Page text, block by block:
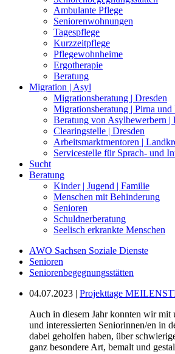
Ambulante Pflege
Seniorenwohnungen
Tagespflege
Kurzzeitpflege
Pflegewohnheime
Ergotherapie
Beratung
Migration | Asyl
Migrationsberatung | Dresden
Migrationsberatung | Pirna und
Beratung von Asylbewerbern |
Clearingstelle | Dresden
Arbeitsmarktmentoren |
Servicestelle für Sprach- und
Sucht
Beratung
Kinder | Jugend | Familie
Menschen mit Behinderung
Senioren
Schuldnerberatung
Seelisch erkrankte Menschen
AWO Sachsen Soziale Dienste
Senioren
Seniorenbegegnungsstätten
04.07.2023 | Projekttage
Auch in diesem Jahr konnten wir mit
und interessierten Seniorinnen/en in
dabei geholfen haben, über
ganz besondere Art, bemalt und